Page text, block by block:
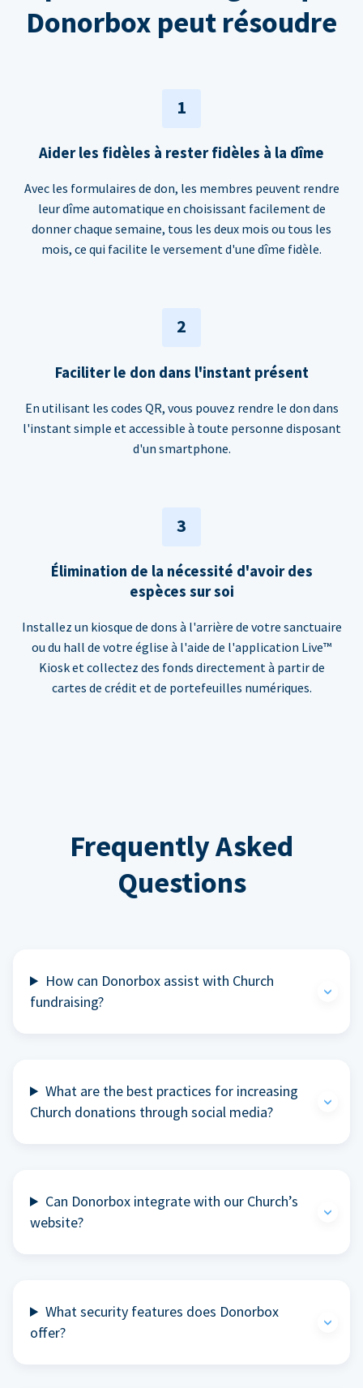
Donorbox peut résoudre
1
Aider les fidèles à rester fidèles à la dîme
Avec les formulaires de don, les membres peuvent rendre
leur dîme automatique en choisissant facilement de
donner chaque semaine, tous les deux mois ou tous les
mois, ce qui facilite le versement d'une dîme fidèle.
2
Faciliter le don dans l'instant présent
En utilisant les codes QR, vous pouvez rendre le don dans
l'instant simple et accessible à toute personne disposant
d'un smartphone.
3
Élimination de la nécessité d'avoir des
espèces sur soi
Installez un kiosque de dons à l'arrière de votre sanctuaire
ou du hall de votre église à l'aide de l'application Live™
Kiosk et collectez des fonds directement à partir de
cartes de crédit et de portefeuilles numériques.
Frequently Asked
Questions
How can Donorbox assist with Church
fundraising?
What are the best practices for increasing
Church donations through social media?
Can Donorbox integrate with our Church’s
website?
What security features does Donorbox
offer?